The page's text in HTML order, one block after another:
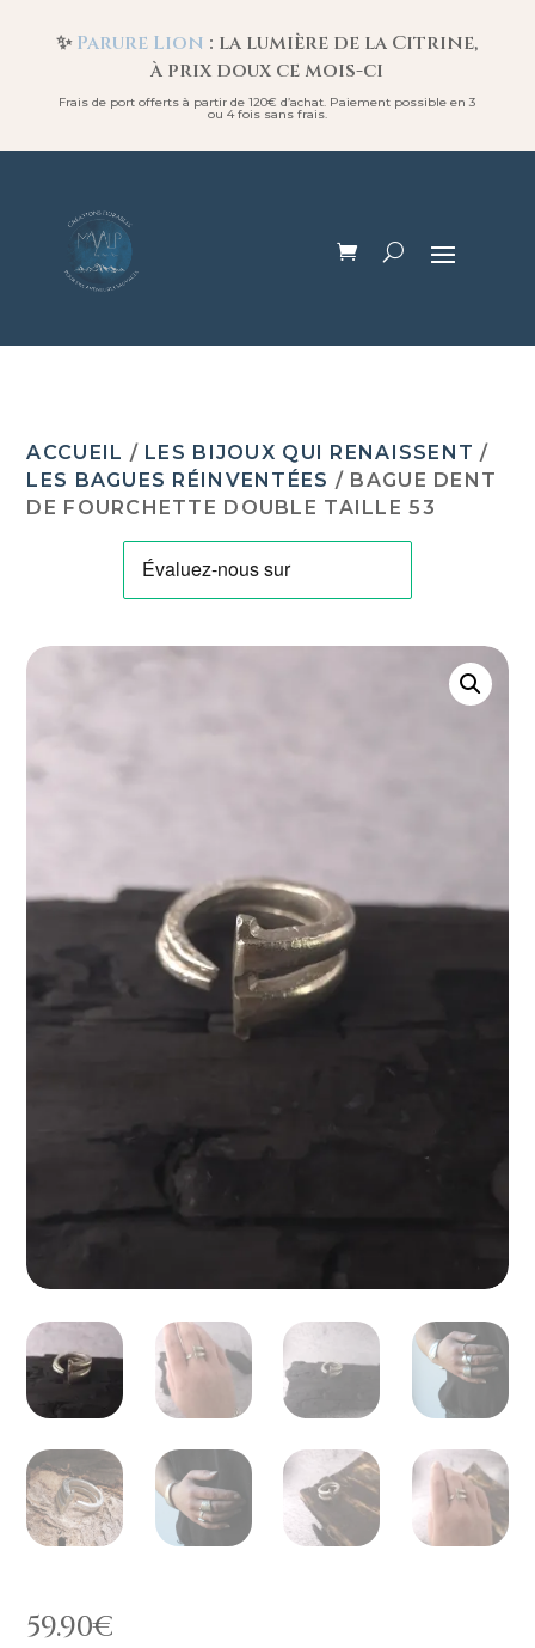
✨Parure Lion : la lumière de la Citrine,
à prix doux ce mois-ci
Frais de port offerts à partir de 120€ d’achat. Paiement possible en 3
ou 4 fois sans frais.
ACCUEIL / LES BIJOUX QUI RENAISSENT /
LES BAGUES RÉINVENTÉES / BAGUE DENT
DE FOURCHETTE DOUBLE TAILLE 53
59.90€